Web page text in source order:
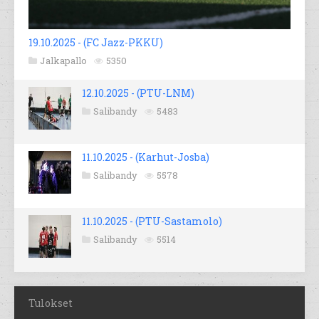
19.10.2025 - (FC Jazz-PKKU)
Jalkapallo 5350
12.10.2025 - (PTU-LNM)
Salibandy 5483
11.10.2025 - (Karhut-Josba)
Salibandy 5578
11.10.2025 - (PTU-Sastamolo)
Salibandy 5514
Tulokset